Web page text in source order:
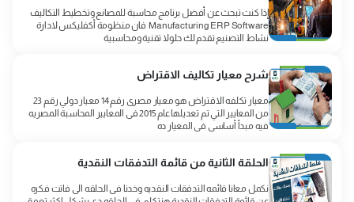
إذا كنت تبحث عن أفضل برنامج محاسبة للمصانع وتخطيط التكاليف
Manufacturing ERP Software فان منظومة أكفليكس لادارة
نشاط التصنيع تقدم لك حلولا تقنية ومحاسبية
شرح معيار تكاليف الاقتراض
معيار تكلفه الاقتراض هو معيار مصرى رقم 14 معيار دولي رقم 23
من المعايير التي تم تعديلها عام 2015 فى المعايير المحاسبة المصريه
فيه مبدأ أساسى فى المعيار ده
الحلقة الثانية من قائمة التدفقات النقدية
نكمل معانا قائمه التدفقات النقديه وخدنا فى الحلقه الى فاتت فكره